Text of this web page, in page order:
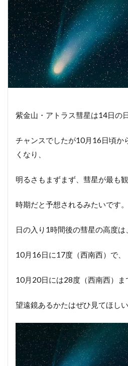
紫金山・アトラス彗星は14日の
チャンスでしたが10月16日頃か
くなり、
明るさもまずまず、彗星が最も
時期だと予想されるみたいです。
日の入り1時間後の彗星の高度は、
10月16日に17度（西南西）で、
10月20日には28度（西南西）ま
望遠鏡あるかたはぜひ見てほしい